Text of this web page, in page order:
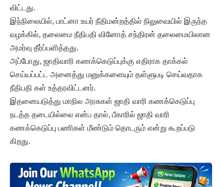
விட்டது.
இந்நிலையில், பாட்னா உயர் நீதிமன்றத்தில் நிலுவையில் இருந்த
வழக்கில், தலைமை நீதிபதி வினோத் சந்திரன் தலைமையிலான
அமர்வு தீர்ப்பளித்தது.
அப்போது, ஜாதிவாரி கணக்கெடுப்புக்கு எதிராக தாக்கல்
செய்யப்பட்ட அனைத்து மனுக்களையும் தள்ளுபடி செய்வதாக
நீதிபதி கள் உத்தரவிட்டனர்.
இதனையடுத்து மாநில அரசுகள் ஜாதி வாரி கணக்கெடுப்பு
நடத்த தடையில்லை என்ப தால், பீகாரில் ஜாதி வாரி
கணக்கெடுப்பு பணிகள் மீண்டும் தொடரும் என்று கூறப்படு
கிறது.